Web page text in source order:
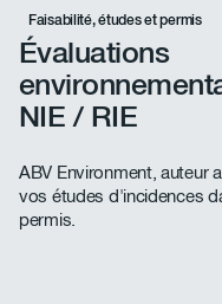
Faisabilité, études et permis
Évaluations
NIE / RIE
ABV Environment, auteur
vos études d'incidences
permis.